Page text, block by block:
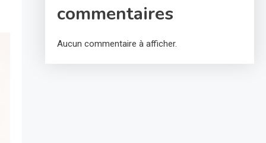
commentaires
Aucun commentaire à afficher.